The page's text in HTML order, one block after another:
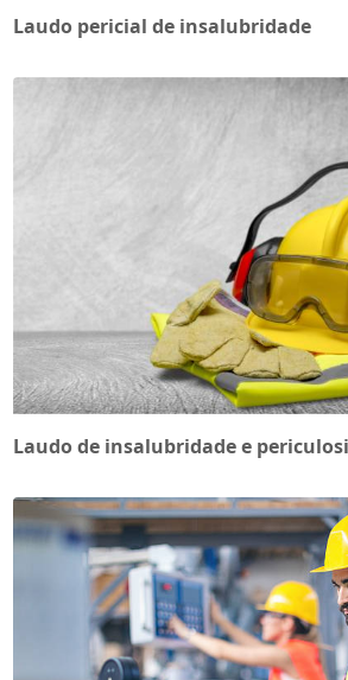
Laudo pericial de insalubridade
Laudo de insalubridade e